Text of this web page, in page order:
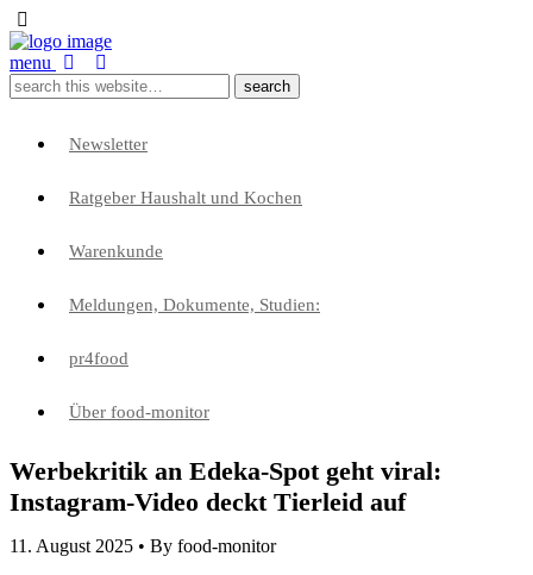
menu
Newsletter
Ratgeber Haushalt und Kochen
Warenkunde
Meldungen, Dokumente, Studien:
pr4food
Über food-monitor
Werbekritik an Edeka-Spot geht viral:
Instagram-Video deckt Tierleid auf
11. August 2025 • By food-monitor